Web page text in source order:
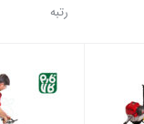
رتبه